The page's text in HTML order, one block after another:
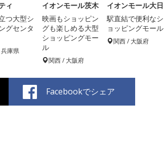
ィ
つ大型シ
グセンタ
庫県
イオンモール茨木
映画もショッピン
グも楽しめる大型
ショッピングモー
ル
関西 / 大阪府
イオンモール大日
駅直結で便利なシ
ョッピングモール
関西 / 大阪府
Facebookでシェア